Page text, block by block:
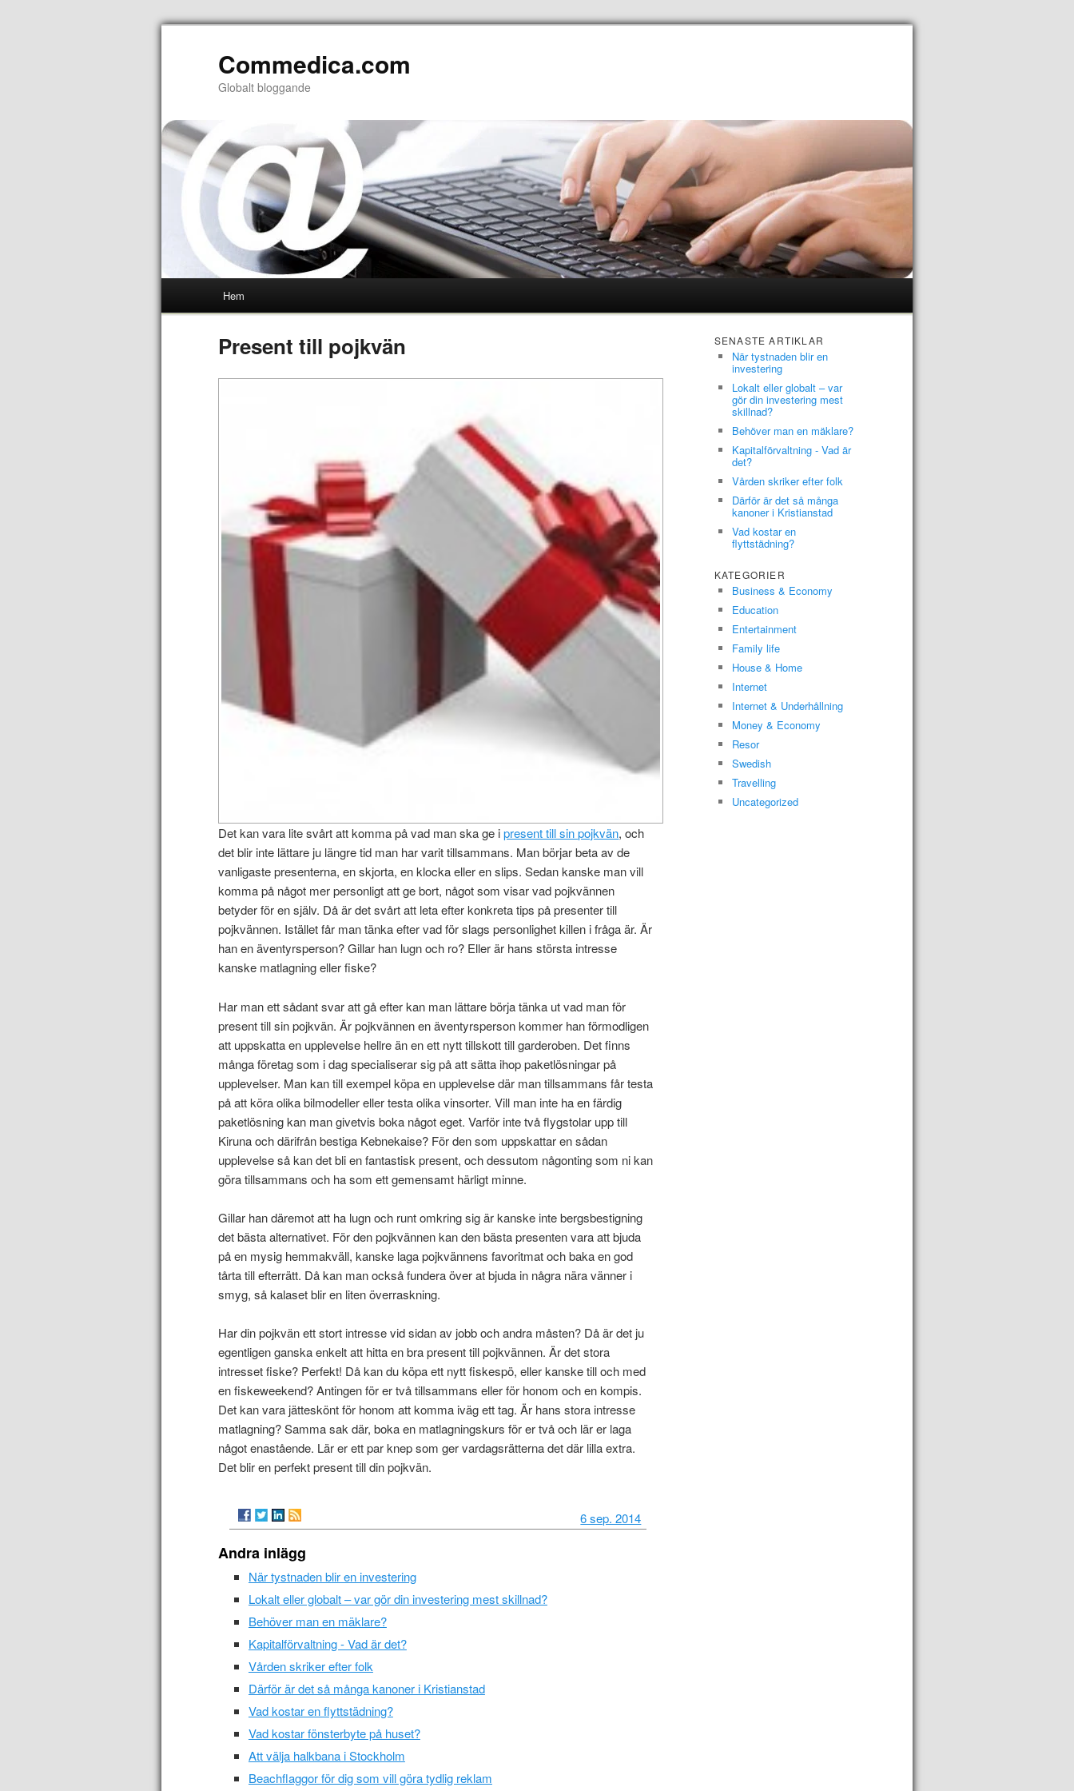
Commedica.com
Globalt bloggande
Hem
Present till pojkvän
Det kan vara lite svårt att komma på vad man ska ge ipresent till sin pojkvän, och
det blir inte lättare ju längre tid man har varit tillsammans. Man börjar beta av de
vanligaste presenterna, en skjorta, en klocka eller en slips. Sedan kanske man vill
komma på något mer personligt att ge bort, något som visar vad pojkvännen
betyder för en själv. Då är det svårt att leta efter konkreta tips på presenter till
pojkvännen. Istället får man tänka efter vad för slags personlighet killen i fråga är. Är
han en äventyrsperson? Gillar han lugn och ro? Eller är hans största intresse
kanske matlagning eller fiske?
Har man ett sådant svar att gå efter kan man lättare börja tänka ut vad man för
present till sin pojkvän. Är pojkvännen en äventyrsperson kommer han förmodligen
att uppskatta en upplevelse hellre än en ett nytt tillskott till garderoben. Det finns
många företag som i dag specialiserar sig på att sätta ihop paketlösningar på
upplevelser. Man kan till exempel köpa en upplevelse där man tillsammans får testa
på att köra olika bilmodeller eller testa olika vinsorter. Vill man inte ha en färdig
paketlösning kan man givetvis boka något eget. Varför inte två flygstolar upp till
Kiruna och därifrån bestiga Kebnekaise? För den som uppskattar en sådan
upplevelse så kan det bli en fantastisk present, och dessutom någonting som ni kan
göra tillsammans och ha som ett gemensamt härligt minne.
Gillar han däremot att ha lugn och runt omkring sig är kanske inte bergsbestigning
det bästa alternativet. För den pojkvännen kan den bästa presenten vara att bjuda
på en mysig hemmakväll, kanske laga pojkvännens favoritmat och baka en god
tårta till efterrätt. Då kan man också fundera över at bjuda in några nära vänner i
smyg, så kalaset blir en liten överraskning.
Har din pojkvän ett stort intresse vid sidan av jobb och andra måsten? Då är det ju
egentligen ganska enkelt att hitta en bra present till pojkvännen. Är det stora
intresset fiske? Perfekt! Då kan du köpa ett nytt fiskespö, eller kanske till och med
en fiskeweekend? Antingen för er två tillsammans eller för honom och en kompis.
Det kan vara jätteskönt för honom att komma iväg ett tag. Är hans stora intresse
matlagning? Samma sak där, boka en matlagningskurs för er två och lär er laga
något enastående. Lär er ett par knep som ger vardagsrätterna det där lilla extra.
Det blir en perfekt present till din pojkvän.
6 sep. 2014
Andra inlägg
När tystnaden blir en investering
Lokalt eller globalt – var gör din investering mest skillnad?
Behöver man en mäklare?
Kapitalförvaltning - Vad är det?
Vården skriker efter folk
Därför är det så många kanoner i Kristianstad
Vad kostar en flyttstädning?
Vad kostar fönsterbyte på huset?
Att välja halkbana i Stockholm
Beachflaggor för dig som vill göra tydlig reklam
SENASTE ARTIKLAR
När tystnaden blir en
investering
Lokalt eller globalt – var
gör din investering mest
skillnad?
Behöver man en mäklare?
Kapitalförvaltning - Vad är
det?
Vården skriker efter folk
Därför är det så många
kanoner i Kristianstad
Vad kostar en
flyttstädning?
KATEGORIER
Business & Economy
Education
Entertainment
Family life
House & Home
Internet
Internet & Underhållning
Money & Economy
Resor
Swedish
Travelling
Uncategorized